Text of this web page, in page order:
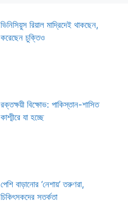
ভিনিসিয়ুস রিয়াল মাদ্রিদেই থাকছেন,
করেছেন চুক্তিও
রক্তক্ষয়ী বিক্ষোভ: পাকিস্তান-শাসিত
কাশ্মীরে যা হচ্ছে
পেশি বাড়ানোর ‘নেশায়’ তরুণরা,
চিকিৎসকদের সতর্কতা